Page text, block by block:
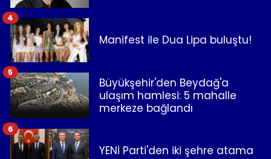
Manifest ile Dua Lipa buluştu!
4
Büyükşehir'den Beydağ'a
ulaşım hamlesi: 5 mahalle
merkeze bağlandı
5
YENİ Parti'den iki şehre atama
6